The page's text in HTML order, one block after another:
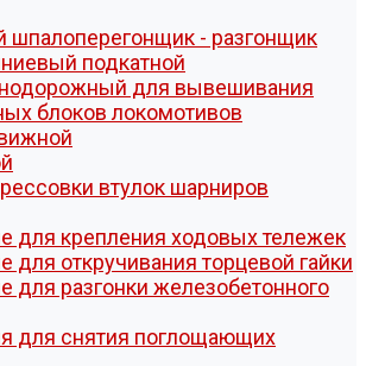
шпалоперегонщик - разгонщик
подкатной
для вывешивания
блоков локомотивов
втулок шарниров
для крепления ходовых тележек
для откручивания торцевой гайки
для разгонки железобетонного
для снятия поглощающих